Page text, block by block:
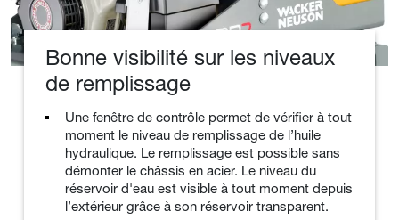
Bonne visibilité sur les niveaux
de remplissage
Une fenêtre de contrôle permet de vérifier à tout
moment le niveau de remplissage de l’huile
hydraulique. Le remplissage est possible sans
démonter le châssis en acier. Le niveau du
réservoir d'eau est visible à tout moment depuis
l’extérieur grâce à son réservoir transparent.